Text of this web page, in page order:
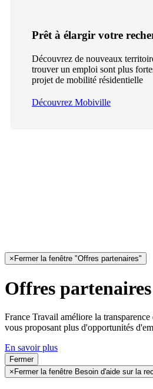
Prêt à élargir votre
Découvrez de nouveaux
trouver un emploi sont plus
projet de mobilité résidentielle
Découvrez Mobiville
× Fermer la fenêtre "Offres partenaires"
Offres partenaires
France Travail améliore la
vous proposant plus d'opportunités
En savoir plus
Fermer
× Fermer la fenêtre Besoin d'aide sur la